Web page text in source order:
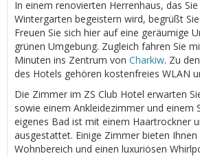
In einem renovierten Herrenhaus, das
Wintergarten begeistern wird, begrüßt
Freuen Sie sich hier auf eine geräumige
grünen Umgebung. Zugleich fahren Sie
Minuten ins Zentrum von Charkiw. Zu
des Hotels gehören kostenfreies WLAN
Die Zimmer im ZS Club Hotel erwarten
sowie einem Ankleidezimmer und einem
eigenes Bad ist mit einem Haartrockner
ausgestattet. Einige Zimmer bieten
Wohnbereich und einen luxuriösen